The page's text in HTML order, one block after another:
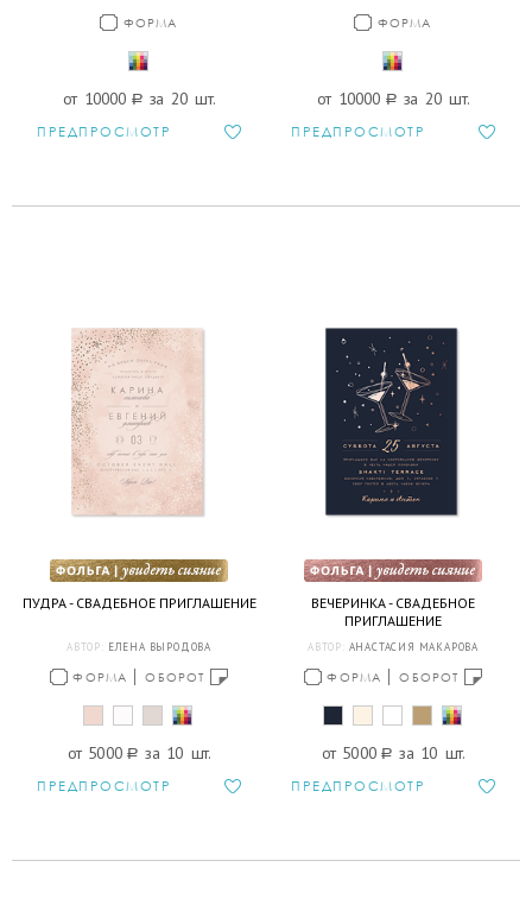
ФОРМА
от 10000 aза 20 шт.
ПРЕДПРОСМОТР
ФОРМА
от 10000 aза 20 шт.
ПРЕДПРОСМОТР
ПУДРА - СВАДЕБНОЕ ПРИГЛАШЕНИЕ
АВТОР: ЕЛЕНА ВЫРОДОВА
ФОРМА ОБОРОТ
от 5000 a за 10 шт.
ПРЕДПРОСМОТР
ВЕЧЕРИНКА - СВАДЕБНОЕ
ПРИГЛАШЕНИЕ
АВТОР: АНАСТАСИЯ МАКАРОВА
ФОРМА ОБОРОТ
от 5000 a за 10 шт.
ПРЕДПРОСМОТР